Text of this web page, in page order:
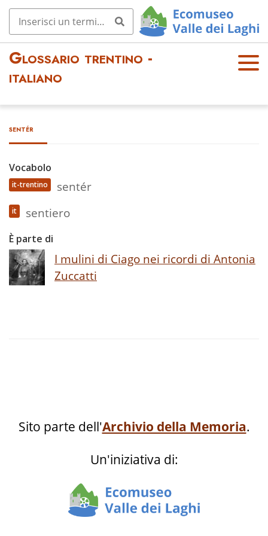
Glossario trentino -
italiano
OPE
sentér
Vocabolo
it-trentino sentér
it sentiero
È parte di
I mulini di Ciago nei ricordi di Antonia
Zuccatti
Sito parte dell'Archivio della Memoria.
Un'iniziativa di: